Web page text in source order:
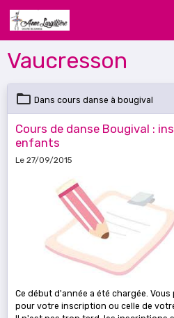
Vaucresson
Dans cours danse à bougival
Cours de danse Bougival :
enfants
Le 27/09/2015
Ce début d'année a été chargée.
pour votre inscription ou celle de